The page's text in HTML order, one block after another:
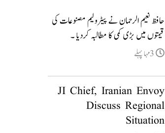
حافظ نعیم الرحمان نے پیٹرولیم مصنوعات کی
قیمتوں میں بڑی کمی کا مطالبہ کردیا ۔
JI Chief, Iranian Envoy
Discuss Regional
Situation